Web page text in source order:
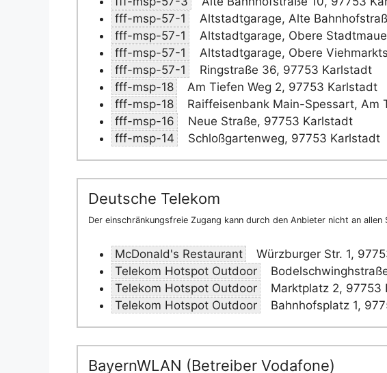
fff-msp-57-1
Altstadtgarage, Alte
fff-msp-57-1
Altstadtgarage, Obere
fff-msp-57-1
Altstadtgarage, Obere
fff-msp-57-1
Ringstraße 36, 97753 Karlstadt
fff-msp-18
Am Tiefen Weg 2, 97753 Karlstadt
fff-msp-18
Raiffeisenbank Main-Spessart, Am
fff-msp-16
Neue Straße, 97753 Karlstadt
fff-msp-14
Schloßgartenweg, 97753 Karlstadt
Deutsche Telekom
Der einschränkungsfreie Zugang kann durch den Anbieter nicht an
McDonald's Restaurant
Würzburger Str. 1,
Telekom Hotspot Outdoor
Telekom Hotspot Outdoor
Marktplatz 2, 97753
Telekom Hotspot Outdoor
Bahnhofsplatz 1,
BayernWLAN (Betreiber Vodafone)